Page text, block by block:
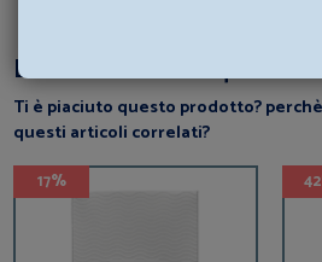
Dai un’occhiata a questi
Ti è piaciuto questo prodotto?
questi articoli correlati?
17%